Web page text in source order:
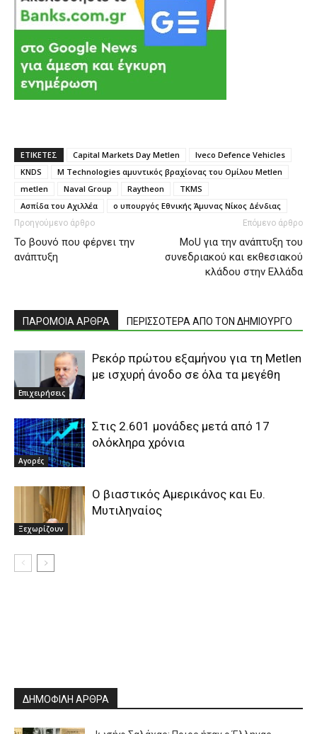
ΕΤΙΚΕΤΕΣ Capital Markets Day Metlen
Iveco Defence Vehicles
KNDS
M Technologies αμυντικός βραχίονας του Ομίλου Metlen
metlen
Naval Group Raytheon
TKMS
Ασπίδα του Αχιλλέα
ο υπουργός Εθνικής Άμυνας Νίκος Δένδιας
Προηγούμενο άρθρο
Το βουνό που φέρνει την
ανάπτυξη
Επόμενο άρθρο
MoU για την ανάπτυξη του
συνεδριακού και εκθεσιακού
κλάδου στην Ελλάδα
ΠΑΡΟΜΟΙΑ ΑΡΘΡΑ ΠΕΡΙΣΣΟΤΕΡΑ ΑΠΟ ΤΟΝ ΔΗΜΙΟΥΡΓΟ
Επιχειρήσεις
Ρεκόρ πρώτου εξαμήνου για τη Metlen
με ισχυρή άνοδο σε όλα τα μεγέθη
Αγορές
Στις 2.601 μονάδες μετά από 17
ολόκληρα χρόνια
Ξεχωρίζουν
Ο βιαστικός Αμερικάνος και Ευ.
Μυτιληναίος
ΔΗΜΟΦΙΛΗ ΑΡΘΡΑ